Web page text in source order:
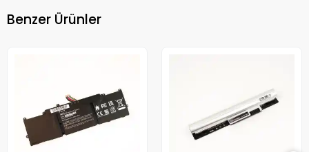
Benzer Ürünler